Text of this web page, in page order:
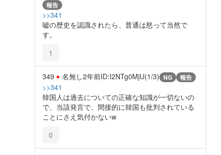
報告
>>341
嘘の歴史を認識されたら、普通は怒って当然で
す。
1
349 名無し2年前ID:I2NTg0MjU(1/3) NG 報告
>>341
韓国人は過去についての正確な知識が一切ないの
で、当該発言で、間接的に韓国も批判されている
ことにさえ気付かないw
0